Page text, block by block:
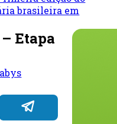
brasileira em
Etapa